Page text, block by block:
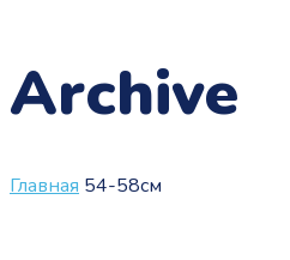
Archive
Главная 54-58см